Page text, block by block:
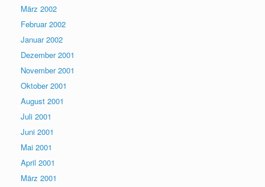
März 2002
Februar 2002
Januar 2002
Dezember 2001
November 2001
Oktober 2001
August 2001
Juli 2001
Juni 2001
Mai 2001
April 2001
März 2001